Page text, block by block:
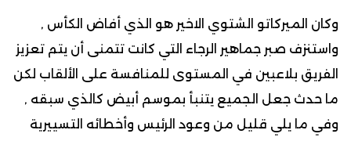
وكان الميركاتو الشتوي الاخير هو الذي أفاض الكأس ,
واستنزف صبر جماهير الرجاء التي كانت تتمنى أن يتم تعزيز
الفريق بلاعبين في المستوى للمنافسة على الألقاب لكن
ما حدث جعل الجميع يتنبأ بموسم أبيض كالذي سبقه ,
وفي ما يلي قليل من وعود الرئيس وأخطائه التسييرية